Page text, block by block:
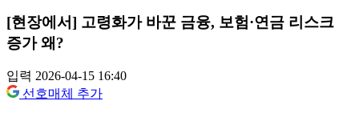
[현장에서] 고령화가 바꾼 금융, 보험·연금 리스크
증가 왜?
입력 2026-04-15 16:40
선호매체 추가